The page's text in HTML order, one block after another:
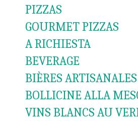
PIZZAS
GOURMET PIZZAS
A RICHIESTA
BEVERAGE
BIÈRES
BOLLICINE ALLA
VINS BLANCS AU